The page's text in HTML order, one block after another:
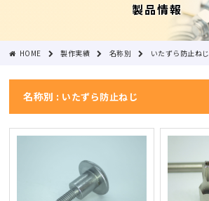
製品情報
HOME 製作実績 名称別 いたずら防止ねじ
名称別 : いたずら防止ねじ